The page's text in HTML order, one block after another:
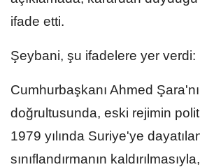
ifade etti.
Şeybani, şu ifadelere yer verdi:
Cumhurbaşkanı Ahmed
doğrultusunda, eski rejimin
1979 yılında Suriye'ye
sınıflandırmanın